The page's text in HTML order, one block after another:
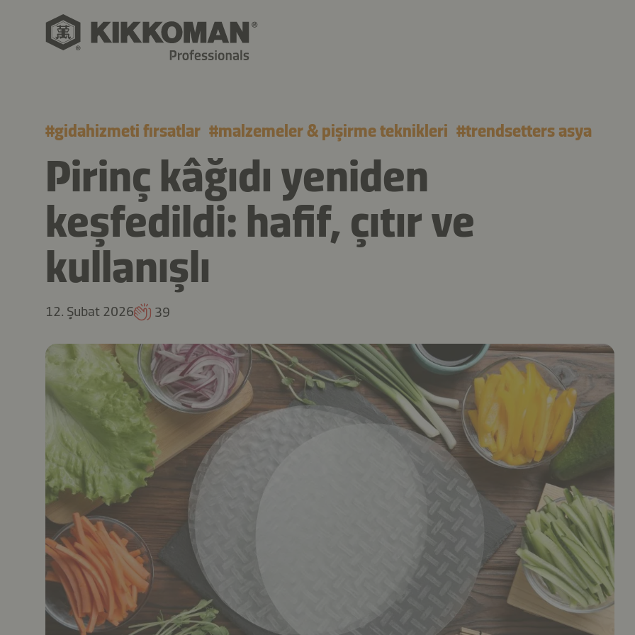
#gidahizmeti fırsatlar #malzemeler & pişirme teknikleri #trendsetters asya
Pirinç kâğıdı yeniden
keşfedildi: hafif, çıtır ve
kullanışlı
12. Şubat 2026 39